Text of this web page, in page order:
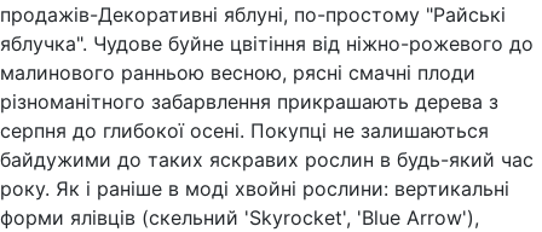
продажів-Декоративні яблуні, по-простому "Райські
яблучка". Чудове буйне цвітіння від ніжно-рожевого до
малинового ранньою весною, рясні смачні плоди
різноманітного забарвлення прикрашають дерева з
серпня до глибокої осені. Покупці не залишаються
байдужими до таких яскравих рослин в будь-який час
року. Як і раніше в моді хвойні рослини: вертикальні
форми ялівців (скельний 'Skyrocket', 'Blue Arrow'),